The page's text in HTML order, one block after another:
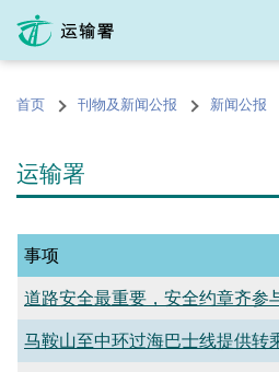
内
的首页 刊物及新闻公报 新闻公报
运输署
事项
道路安全最重要，安全约章齐参
马鞍山至中环过海巴士线提供转